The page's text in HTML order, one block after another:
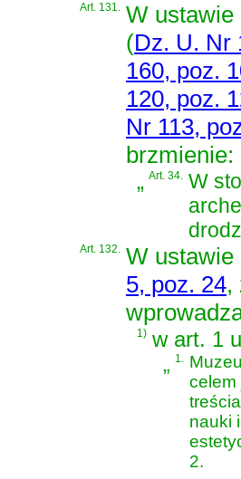
Art. 131. W ustawie
(Dz. U. Nr
160, poz.
120, poz.
Nr 113,
brzmienie:
„Art. 34. W
Art. 132. W ustawie
5, poz. 24,
1) w art. 1
„ 1.
celem
nauki
2.